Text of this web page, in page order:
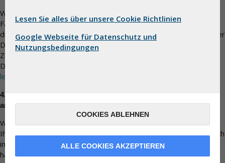
Wenn Sie sich entschieden haben, auf
Facebook oder Google eine Anmeldung durchzuführen, sind es
die Richtlinien dieser Anbieter, welche die Sammlung persönlicher
Daten sowie Verwendung von Cookies beinhaltet, die in diesem
Zusammenhang greifen. Sie können mehr über die
Datenschutzrichtlinie von Facebook
lesen
4.
anmelden, wenn ich mein Fachebook-/Google-Konto lösche?
Wenn Sie Ihr Konto auf Facebook oder bei Google löschen, wird
Ihr Konto aufwww.pharmanord.denicht gelöscht. Sie können sich
immer noch mit der gleichen E-Mail-Adresse, die Sie registriert
haben, in Ihrem Pharma Nord Konto anmelden.
Lesen Sie alles über unsere Cookie Richtlinien
Google Webseite für Datenschutz und
Nutzungsbedingungen
COOKIES ABLEHNEN
ALLE COOKIES AKZEPTIEREN